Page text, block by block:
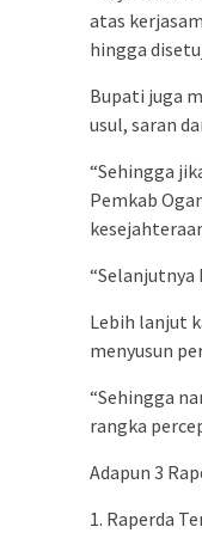
atas
hingga
Bupati juga
usul, saran
“Sehingga
Pemkab
“Selanjutnya
Lebih lanjut
menyusun
“Sehingga
rangka
Adapun 3
1. Raperda